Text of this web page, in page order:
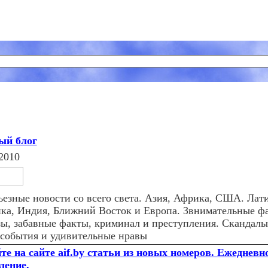
блог
новости со всего света. Азия, Африка, США.
Индия, Ближний Восток и Европа. Звнимательные
забавные факты, криминал и преступления.
и удивительные нравы
на сайте aif.by статьи из новых номеров.